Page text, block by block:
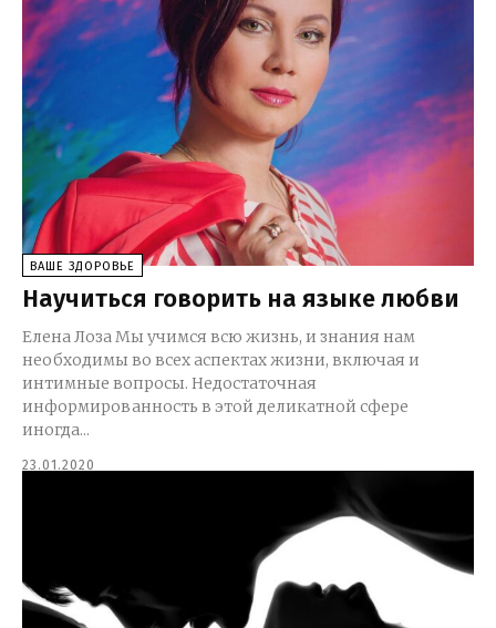
ВАШЕ ЗДОРОВЬЕ
Научиться говорить на языке любви
Елена Лоза Мы учимся всю жизнь, и знания нам
необходимы во всех аспектах жизни, включая и
интимные вопросы. Недостаточная
информированность в этой деликатной сфере
иногда...
23.01.2020